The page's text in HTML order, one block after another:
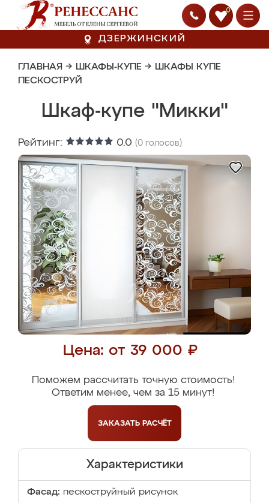
0
ДЗЕРЖИНСКИЙ
ГЛАВНАЯ → ШКАФЫ-КУПЕ → ШКАФЫ КУПЕ
ПЕСКОСТРУЙ
Шкаф-купе "Микки"
Рейтинг: 0.0 (0 голосов)
Цена: от 39 000 ₽
Поможем рассчитать точную стоимость!
Ответим менее, чем за 15 минут!
ЗАКАЗАТЬ РАСЧЁТ
Характеристики
Фасад: пескоструйный рисунок